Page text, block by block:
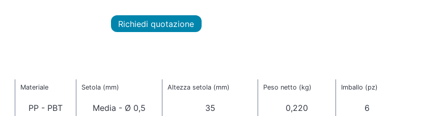
Richiedi quotazione
Materiale Setola (mm) Altezza setola (mm) Peso netto (kg) Imballo (pz)
PP - PBT Media - Ø 0,5 35 0,220 6